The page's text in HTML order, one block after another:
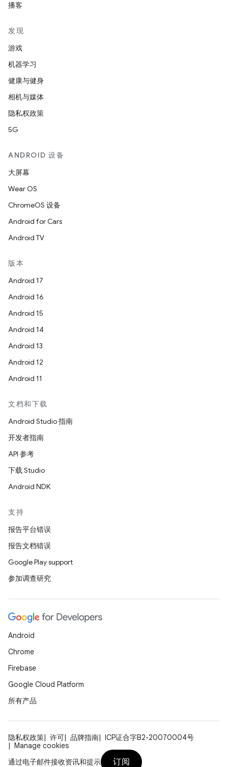
播客
发现
游戏
机器学习
健康与健身
相机与媒体
隐私权政策
5G
ANDROID 设备
大屏幕
Wear OS
ChromeOS 设备
Android for Cars
Android TV
版本
Android 17
Android 16
Android 15
Android 14
Android 13
Android 12
Android 11
文档和下载
Android Studio 指南
开发者指南
API 参考
下载 Studio
Android NDK
支持
报告平台错误
报告文档错误
Google Play support
参加调查研究
Android
Chrome
Firebase
Google Cloud Platform
所有产品
隐私权政策 许可 品牌指南
ICP证合字B2-20070004号
Manage cookies
通过电子邮件接收资讯和提示
订阅